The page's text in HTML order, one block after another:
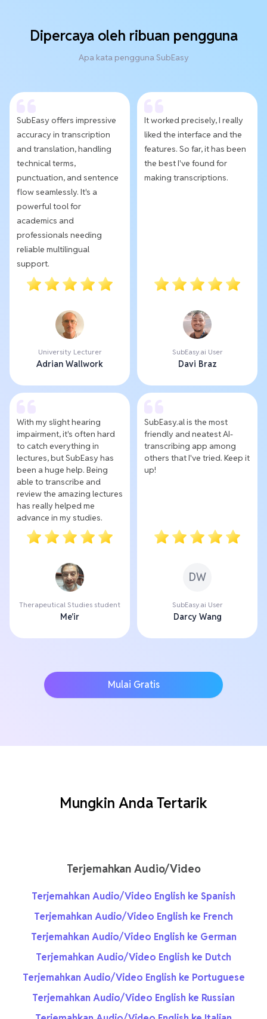
Dipercaya oleh ribuan pengguna
Apa kata pengguna SubEasy
SubEasy offers impressive
accuracy in transcription
and translation, handling
technical terms,
punctuation, and sentence
flow seamlessly. It's a
powerful tool for
academics and
professionals needing
reliable multilingual
support.
University Lecturer
Adrian Wallwork
It worked precisely, I really
liked the interface and the
features. So far, it has been
the best I've found for
making transcriptions.
SubEasy.ai User
Davi Braz
With my slight hearing
impairment, it's often hard
to catch everything in
lectures, but SubEasy has
been a huge help. Being
able to transcribe and
review the amazing lectures
has really helped me
advance in my studies.
Therapeutical Studies student
Me'ir
SubEasy.al is the most
friendly and neatest AI-
transcribing app among
others that I've tried. Keep it
up!
DW
SubEasy.ai User
Darcy Wang
Mulai Gratis
Mungkin Anda Tertarik
Terjemahkan Audio/Video
Terjemahkan Audio/Video English ke Spanish
Terjemahkan Audio/Video English ke French
Terjemahkan Audio/Video English ke German
Terjemahkan Audio/Video English ke Dutch
Terjemahkan Audio/Video English ke Portuguese
Terjemahkan Audio/Video English ke Russian